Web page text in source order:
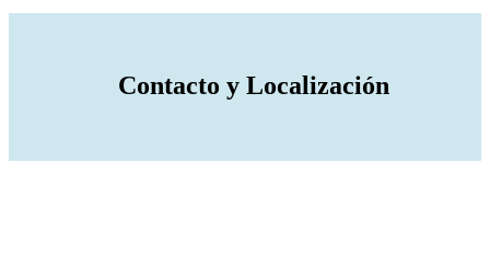
Contacto y Localización